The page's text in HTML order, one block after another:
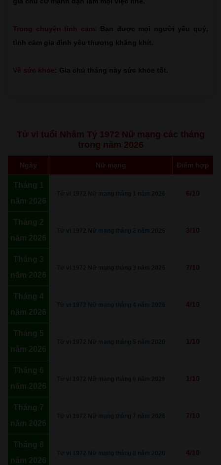
Trong chuyện tình cảm: Bạn được mọi người yêu quý,
tình cảm gia đình yêu thương khăng khít.
Về sức khỏe: Gia chủ tháng này sức khỏe tốt.
Tử vi tuổi Nhâm Tý 1972 Nữ mạng các tháng
trong năm 2026
Ngày Nữ mạng Điểm hợp
Tháng 1
năm 2026
Tử vi 1972 Nữ mạng tháng 1 năm 2026 6/10
Tháng 2
năm 2026
Tử vi 1972 Nữ mạng tháng 2 năm 2026 3/10
Tháng 3
năm 2026
Tử vi 1972 Nữ mạng tháng 3 năm 2026 7/10
Tháng 4
năm 2026
Tử vi 1972 Nữ mạng tháng 4 năm 2026 4/10
Tháng 5
năm 2026
Tử vi 1972 Nữ mạng tháng 5 năm 2026 1/10
Tháng 6
năm 2026
Tử vi 1972 Nữ mạng tháng 6 năm 2026 1/10
Tháng 7
năm 2026
Tử vi 1972 Nữ mạng tháng 7 năm 2026 7/10
Tháng 8
năm 2026
Tử vi 1972 Nữ mạng tháng 8 năm 2026 4/10